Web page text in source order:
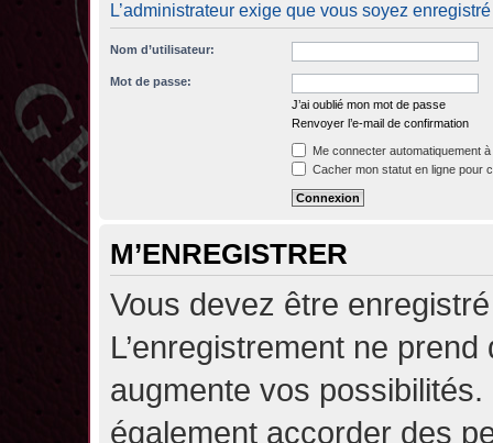
L’administrateur exige que vous soyez
Nom d’utilisateur:
Mot de passe:
J’ai oublié mon mot de passe
Renvoyer l’e-mail de confirmation
Me connecter automatiquement
Cacher mon statut en ligne pour
M’ENREGISTRER
Vous devez être
L’enregistrement ne
augmente vos possibilités.
également accorder des